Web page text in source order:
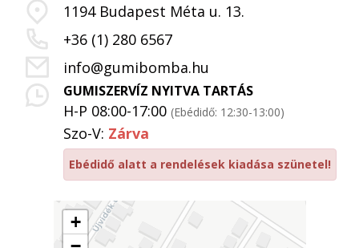
+
1194 Budapest Méta u. 13.
+36 (1) 280 6567
info@gumibomba.hu
GUMISZERVÍZ NYITVA TARTÁS
H-P 08:00-17:00 (Ebédidő: 12:30-13:00)
Szo-V: Zárva
Ebédidő alatt a rendelések kiadása szünetel!